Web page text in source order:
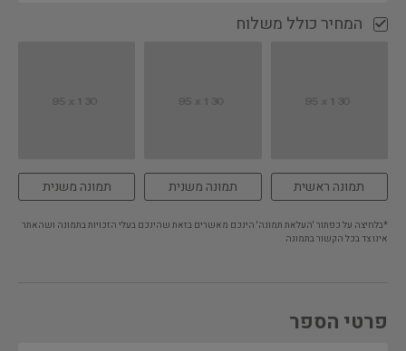
המחיר כולל משלוח
תמונה ראשית תמונה משנית תמונה משנית
*בלחיצה על כפתור 'העלאת תמונה' הינכם מאשרים בזאת שהינכם בעלי הזכויות בתמונה ושהאתר
אינו צד בכל הקשור בתמונה
פרטי הספר